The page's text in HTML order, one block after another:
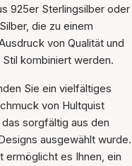
925er Sterlingsilber oder
die zu einem
von Qualität und
kombiniert werden.
Sie ein vielfältiges
von Hultquist
sorgfältig aus den
ausgewählt wurde.
ermöglicht es Ihnen, ein